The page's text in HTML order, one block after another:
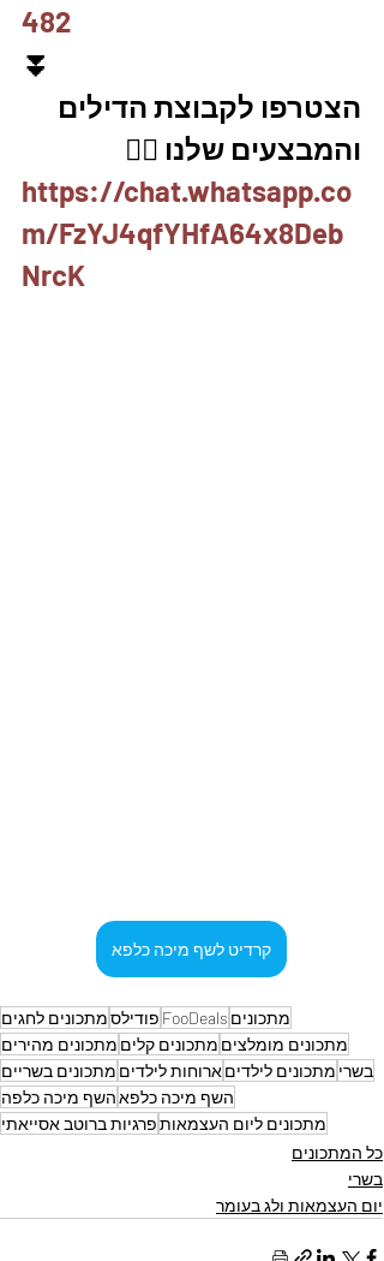
482
⏬
הצטרפו לקבוצת הדילים
והמבצעים שלנו 👇🏽
https://chat.whatsapp.co
m/FzYJ4qfYHfA64x8Deb
NrcK
קרדיט לשף מיכה כלפא
מתכונים FooDeals פודילסמתכונים לחגים
מתכונים מומלצים מתכונים קלים מתכונים מהירים
בשרי מתכונים לילדיםארוחות לילדים מתכונים בשריים
השף מיכה כלפאהשף מיכה כלפה
מתכונים ליום העצמאותפרגיות ברוטב אסייאתי
כל המתכונים
בשרי
יום העצמאות ולג בעומר